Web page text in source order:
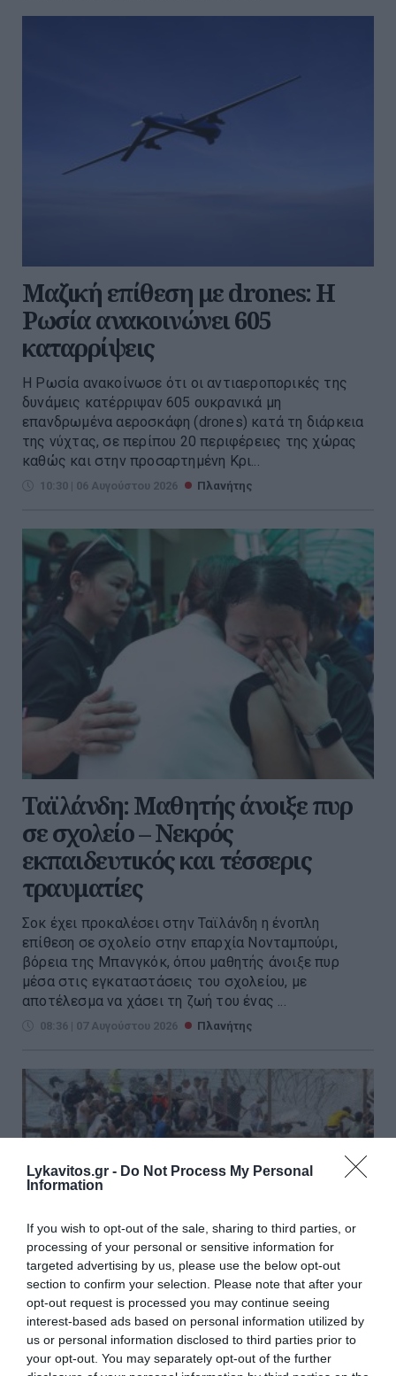
Lykavitos.gr - Do Not Process My Personal
Information
If you wish to opt-out of the sale, sharing to third parties, or
processing of your personal or sensitive information for
targeted advertising by us, please use the below opt-out
section to confirm your selection. Please note that after your
opt-out request is processed you may continue seeing
interest-based ads based on personal information utilized by
us or personal information disclosed to third parties prior to
your opt-out. You may separately opt-out of the further
Μαζική επίθεση με drones: Η
Ρωσία ανακοινώνει 605
καταρρίψεις
Η Ρωσία ανακοίνωσε ότι οι αντιαεροπορικές της
δυνάμεις κατέρριψαν 605 ουκρανικά μη
επανδρωμένα αεροσκάφη (drones) κατά τη διάρκεια
της νύχτας, σε περίπου 20 περιφέρειες της χώρας
καθώς και στην προσαρτημένη Κρι...
10:30 | 06 Αυγούστου 2026 Πλανήτης
Ταϊλάνδη: Μαθητής άνοιξε πυρ
σε σχολείο – Νεκρός
εκπαιδευτικός και τέσσερις
τραυματίες
Σοκ έχει προκαλέσει στην Ταϊλάνδη η ένοπλη
επίθεση σε σχολείο στην επαρχία Νονταμπούρι,
βόρεια της Μπανγκόκ, όπου μαθητής άνοιξε πυρ
μέσα στις εγκαταστάσεις του σχολείου, με
αποτέλεσμα να χάσει τη ζωή του ένας ...
08:36 | 07 Αυγούστου 2026 Πλανήτης
Μεταναστευτική τραγωδία στη